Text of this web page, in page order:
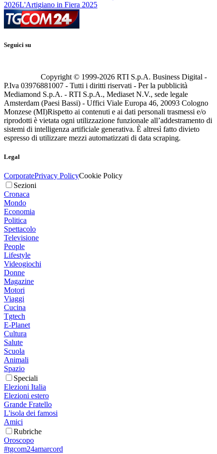
2026L'Artigiano in Fiera 2025
Seguici su
Copyright © 1999-2026 RTI S.p.A. Business Digital -
P.Iva 03976881007 - Tutti i diritti riservati - Per la pubblicità
Mediamond S.p.A. - RTI S.p.A., Mediaset N.V., sede legale
Amsterdam (Paesi Bassi) - Uffici Viale Europa 46, 20093 Cologno
Monzese (MI)Rispetto ai contenuti e ai dati personali trasmessi e/o
riprodotti è vietata ogni utilizzazione funzionale all’addestramento di
sistemi di intelligenza artificiale generativa. È altresì fatto divieto
espresso di utilizzare mezzi automatizzati di data scraping.
Legal
CorporatePrivacy PolicyCookie Policy
Sezioni
Cronaca
Mondo
Economia
Politica
Spettacolo
Televisione
People
Lifestyle
Videogiochi
Donne
Magazine
Motori
Viaggi
Cucina
Tgtech
E-Planet
Cultura
Salute
Scuola
Animali
Spazio
Speciali
Elezioni Italia
Elezioni estero
Grande Fratello
L'isola dei famosi
Amici
Rubriche
Oroscopo
#tgcom24amarcord